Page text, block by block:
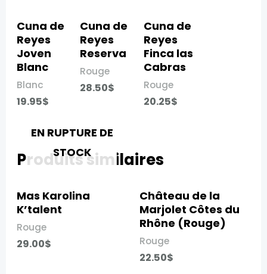
Cuna de
Reyes
Joven
Blanc​
Blanc
19.95$
Cuna de
Reyes
Reserva
Rouge
28.50$
Cuna de
Reyes
Finca las
Cabras​
Rouge
20.25$
Produits similaires
EN RUPTURE DE
STOCK
Mas Karolina
K’talent​
Rouge
29.00$
Château de la
Marjolet Côtes du
Rhône (Rouge)​
Rouge
22.50$